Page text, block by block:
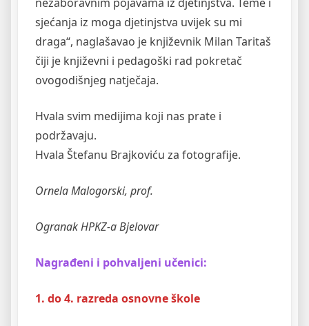
sjećanja iz moga djetinjstva uvijek su mi
draga“, naglašavao je književnik Milan Taritaš
čiji je književni i pedagoški rad pokretač
ovogodišnjeg natječaja.
Hvala svim medijima koji nas prate i
podržavaju.
Hvala Štefanu Brajkoviću za fotografije.
Ornela Malogorski, prof.
Ogranak HPKZ-a Bjelovar
Nagrađeni i pohvaljeni učenici:
1. do 4. razreda osnovne škole